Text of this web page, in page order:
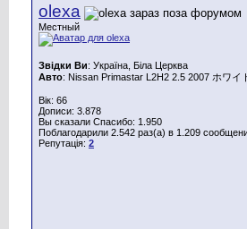
olexa
Местный
Звідки Ви: Україна, Біла Церква
Авто: Nissan Primastar L2H2 2.5 2007 ホワイ
Вік: 66
Дописи: 3.878
Вы сказали Спасибо: 1.950
Поблагодарили 2.542 раз(а) в 1.209
Репутація: 2